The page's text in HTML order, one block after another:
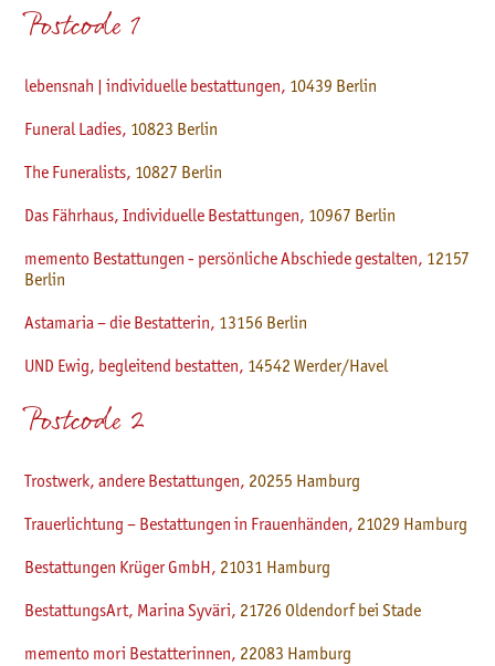
Postcode 1
lebensnah | individuelle bestattungen, 10439 Berlin
Funeral Ladies, 10823 Berlin
The Funeralists, 10827 Berlin
Das Fährhaus, Individuelle Bestattungen, 10967 Berlin
memento Bestattungen - persönliche Abschiede gestalten, 12157
Berlin
Astamaria – die Bestatterin, 13156 Berlin
UND Ewig, begleitend bestatten, 14542 Werder/Havel
Postcode 2
Trostwerk, andere Bestattungen, 20255 Hamburg
Trauerlichtung – Bestattungen in Frauenhänden, 21029 Hamburg
Bestattungen Krüger GmbH, 21031 Hamburg
BestattungsArt, Marina Syväri, 21726Oldendorf bei Stade
memento mori Bestatterinnen, 22083 Hamburg